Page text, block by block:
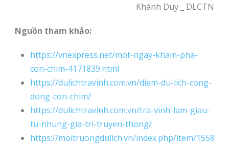
Khánh Duy _ DLCTN
Nguồn tham khảo:
https://vnexpress.net/mot-ngay-kham-pha-
con-chim-4171839.html
https://dulichtravinh.com.vn/diem-du-lich-cong-
dong-con-chim/
https://dulichtravinh.com.vn/tra-vinh-lam-giau-
tu-nhung-gia-tri-truyen-thong/
https://moitruongdulich.vn/index.php/item/15587